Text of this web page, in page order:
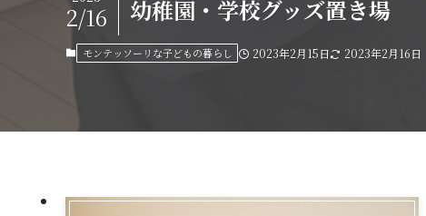
幼稚園・学校グッズ置き場
2/16
モンテッソーリな子どもの暮らし 2023年2月15日 2023年2月16日